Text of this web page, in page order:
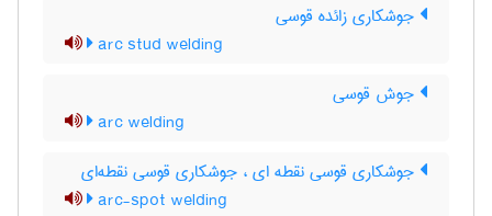
جوشکاری زائده قوسی
arc stud welding
جوش قوسی
arc welding
جوشکاری قوسی نقطه ای ، جوشکاری قوسی نقطه‌ای
arc-spot welding